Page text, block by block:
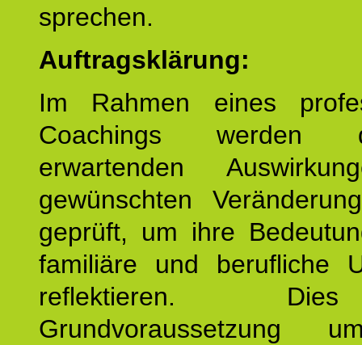
sprechen.
Auftragsklärung:
Im Rahmen eines
Coachings
erwartenden
gewünschten
geprüft, um ihre
familiäre und berufliche
reflektieren.
Grundvoraussetzung